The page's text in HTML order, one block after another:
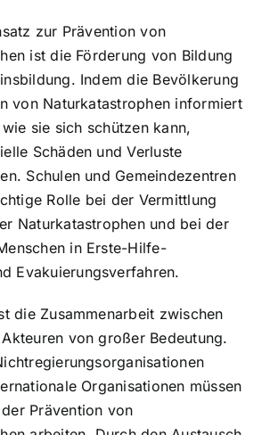
zur Prävention von
ist die Förderung von Bildung
Indem die Bevölkerung
von Naturkatastrophen informiert
sie sich schützen kann,
Schäden und Verluste
Schulen und Gemeindezentren
Rolle bei der Vermittlung
Naturkatastrophen und bei der
in Erste-Hilfe-
Evakuierungsverfahren.
die Zusammenarbeit zwischen
von großer Bedeutung.
Organisationen müssen
Prävention von